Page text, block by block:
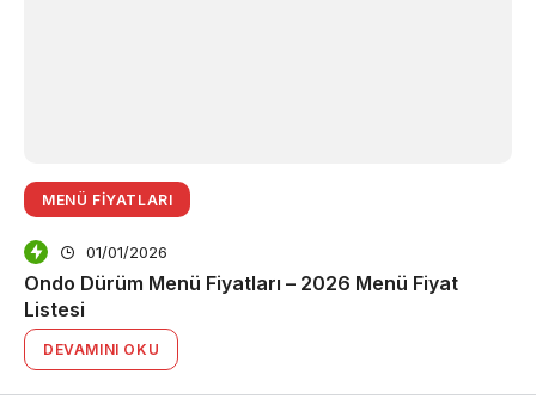
MENÜ FIYATLARI
01/01/2026
Ondo Dürüm Menü Fiyatları – 2026 Menü Fiyat
Listesi
DEVAMINI OKU